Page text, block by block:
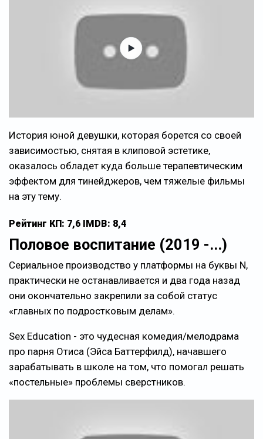
История юной девушки, которая борется со своей
зависимостью, снятая в клиповой эстетике,
оказалось обладет куда больше терапевтическим
эффектом для тинейджеров, чем тяжелые фильмы
на эту тему.
Рейтинг КП: 7,6 IMDB: 8,4
Половое воспитание (2019 -...)
Сериальное производство у платформы на буквы N,
практически не останавливается и два года назад
они окончательно закрепили за собой статус
«главных по подростковым делам».
Sex Education - это чудесная комедия/мелодрама
про парня Отиса (Эйса Баттерфилд), начавшего
зарабатывать в школе на том, что помогал решать
«постельные» проблемы сверстников.